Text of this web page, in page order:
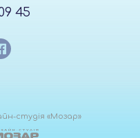
45
студiя «Мозар»